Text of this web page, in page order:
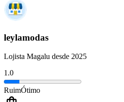
leylamodas
Lojista Magalu desde 2025
1.0
RuimÓtimo